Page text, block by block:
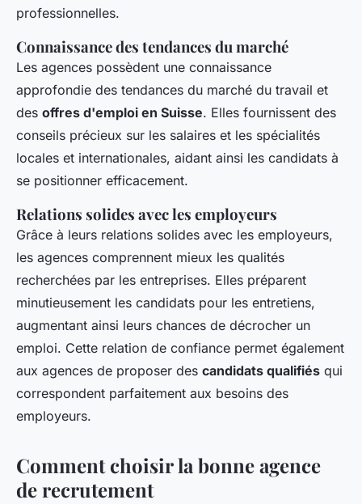
professionnelles.
Connaissance des tendances du marché
Les agences possèdent une connaissance
approfondie des tendances du marché du travail et
des offres d'emploi en Suisse. Elles fournissent des
conseils précieux sur les salaires et les spécialités
locales et internationales, aidant ainsi les candidats à
se positionner efficacement.
Relations solides avec les employeurs
Grâce à leurs relations solides avec les employeurs,
les agences comprennent mieux les qualités
recherchées par les entreprises. Elles préparent
minutieusement les candidats pour les entretiens,
augmentant ainsi leurs chances de décrocher un
emploi. Cette relation de confiance permet également
aux agences de proposer des candidats qualifiés qui
correspondent parfaitement aux besoins des
employeurs.
Comment choisir la bonne agence
de recrutement